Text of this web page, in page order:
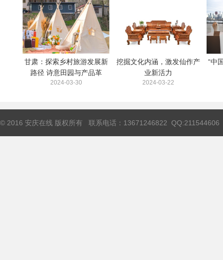
甘肃：探索乡村旅游发展新
路径 诗意田园与产品革
2024-03-30
挖掘文化内涵，激发仙作产
业新活力
2024-03-22
“中
© 2016 安庆在线 版权所有 联系电话：13671246822